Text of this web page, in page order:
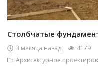
Столбчатые
3 месяца назад
4179
Архитектурное